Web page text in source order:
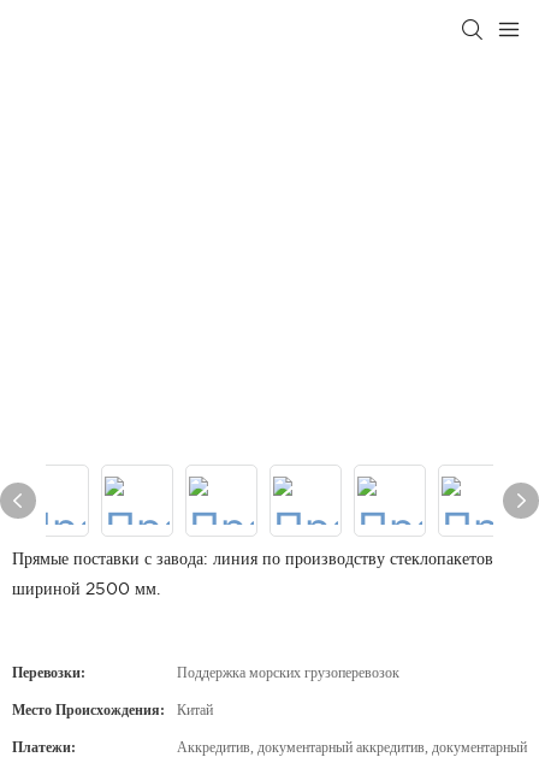
Прямые поставки с завода: линия по производству стеклопакетов
шириной 2500 мм.
Перевозки: Поддержка морских грузоперевозок
Место Происхождения: Китай
Платежи:
Аккредитив, документарный аккредитив, документарный